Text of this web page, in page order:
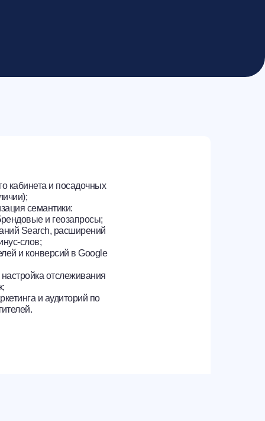
кабинета и посадочных
семантики:
и геозапросы;
Search, расширений
слов;
и конверсий в Google
отслеживания
и аудиторий по